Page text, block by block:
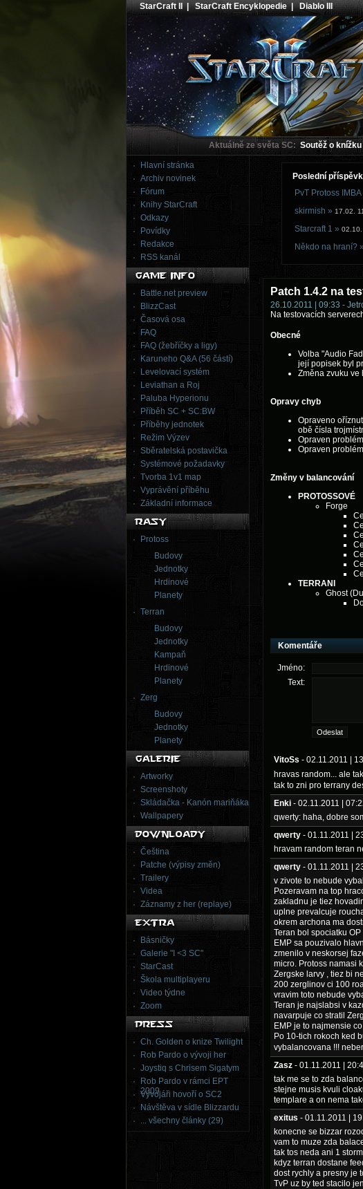
StarCraft II |StarCraft Encyklopedie|Diablo III
Aktuálně ze světa SC: Soutěž o
Hlavní stránka
Archiv novinek
Fórum
Knihy StarCraft
Odkazy
Povídky
Redakce
RSS kanál
Battle.net preview
BlizzCast
Časová osa
FAQ
FAQ (žebříčky a ligy)
Karuneho Q&A (56 částí)
Levelovací systém
Leviathan a Roj
Paluba Hyperionu
Příběh SC + SC:BW
Příběhy jednotek
Režim Výzev
Sběratelská postavička
Systémové požadavky
Tvorba 1v1 map
Vyprávění příběhu
Základní informace
Protoss
Budovy
Jednotky
Hrdinové
Planety
Terran
Budovy
Jednotky
Kampaň
Hrdinové
Planety
Zerg
Budovy
Jednotky
Planety
Artworky
Screenshoty
Skládačka - Kanón mariňáka
Wallpapery
Čeština
Patche (výpisy změn)
Trailery
Videa
Záznamy z her (replaye)
Básničky
Galerie "I <3 SC"
StarCast
Škola multiplayeru
Video týdne
Zoom
Ch. Golden o knize Twilight
Rob Pardo o vývoji her
Joystiq s Chrisem Sigatym
Rob Pardo v rámci EPT
2009
Vývojáři hovoří o SC2
Návštěva v sídle Blizzardu
... všechny články (29)
Poslední
PvT Protoss IMBA
skirmish » 17.02.
Starcraft 1 »
Někdo na hraní? »
Patch 1.4.2 na
26.10.2011 | 09:33 -
Na testovacích
Obecné
Volba "Audio
její popisek byl
Změna zvuku ve
Opravy chyb
Opraveno
obě čísla
Opraven
Opraven
Změny v balancování
PROTOSSOVÉ
Forge
TERRANI
Ghost
Komentáře
Jméno:
Text:
VitoSs - 02.11.2011 |
hravas random... ale
tak to zni pro terrany
Enki - 02.11.2011 |
qwerty: haha, dobre
qwerty - 01.11.2011 |
hravam random teran
qwerty - 01.11.2011 |
v zivote to nebude
Pozeravam na top
zakladnu je tiez
uplne prevalcuje
okrem archona ma
Teran bol spociatku
EMP sa pouzivalo
zmenilo v neskorsej
micro. Protoss namasi
Zergske larvy , tiez bi
200 zerglinov ci 100
vravim toto nebude
Teran je najslabsi v
navarpuje co stratil
EMP je to najmensie
Po 10-tich rokoch ked
vybalancovana !!!
Zasz - 01.11.2011 |
tak me se to zda
stejne musis kvuli
templare a on nema
exitus - 01.11.2011 |
konecne se bizzar
vam to muze zda
tak tos neda ani 1
kdyz terran dostane
dost rychly a presny je
TvP uz by ted stacilo